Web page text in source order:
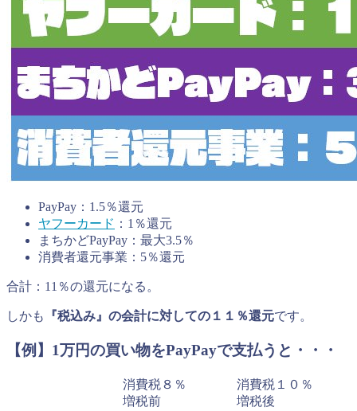
PayPay：1.5％還元
ヤフーカード ：1％還元
まちかどPayPay：最大3.5％
消費者還元事業：5％還元
合計：11％の還元になる。
しかも 『税込み』の会計に対しての１１％還元です。
【例】1万円の買い物をPayPayで支払うと・・・
消費税８％
増税前
消費税１０％
増税後